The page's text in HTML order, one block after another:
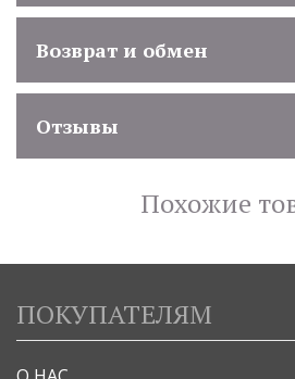
Возврат и обмен
Отзывы
Похожие
ПОКУПАТЕЛЯМ